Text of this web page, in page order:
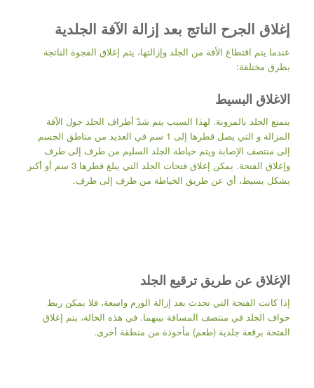
إغلاق الجرح الناتج بعد إزالة الآفة الجلدية
عندما يتم اقتطاع الأفة من الجلد وإزالتها، يتم إغلاق الفجوة الناتجة
بطرق مختلفة:
الاغلاق البسيط
يتمتع الجلد بالمرونة. لهذا السبب يتم شدّ أطراف الجلد حول الآفة
المزالة و التي يصل قطرها إلى 1 سم في العديد من مناطق الجسم
إلى منتصف الإصابة ويتم خياطة الجلد السليم من طرف إلى طرف
وإغلاق الفتحة. يمكن إغلاق فتحات الجلد التي يبلغ قطرها 3 سم أو أكبر
بشكل بسيط، أي عن طريق الخياطة من طرف إلى طرف.
الإغلاق عن طريق ترقيع الجلد
إذا كانت الفتحة التي تحدث بعد إزالة الورم واسعة، فلا يمكن ربط
حواف الجلد في منتصف المسافة بينهما. في هذه الحالة، يتم إغلاق
الفتحة برقعة جلدية (طعم) مأخوذة من منطقة أخرى.